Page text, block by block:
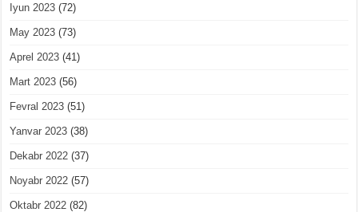
Iyun 2023 (72)
May 2023 (73)
Aprel 2023 (41)
Mart 2023 (56)
Fevral 2023 (51)
Yanvar 2023 (38)
Dekabr 2022 (37)
Noyabr 2022 (57)
Oktabr 2022 (82)